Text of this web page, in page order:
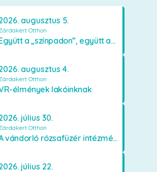
augusztus 5.
Otthon
Együtt a „színpadon”, együtt az élményekért 🎭✨
augusztus 4.
Otthon
élmények lakóinknak
július 30.
Otthon
A vándorló rózsafüzér intézményünkben
július 22.